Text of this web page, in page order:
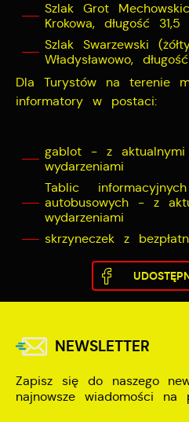
Szlak Grot
Krokowa, długość 31,5
Szlak Swarzewski
Władysławowo,
Dla Turystów na terenie
informatory w postaci:
gablot - z
wydarzeniami
Tablic
autobusowych - z
wydarzeniami
skrzyneczek z
NEWSLETTER
Zapisz się do naszego
najnowsze wiadomości